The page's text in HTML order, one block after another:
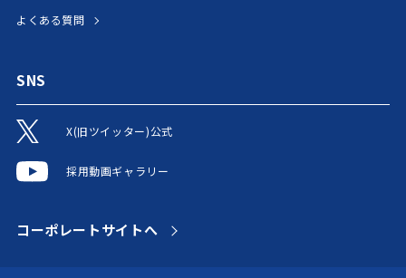
よくある質問
SNS
X(旧ツイッター)公式
採用動画ギャラリー
コーポレートサイトへ